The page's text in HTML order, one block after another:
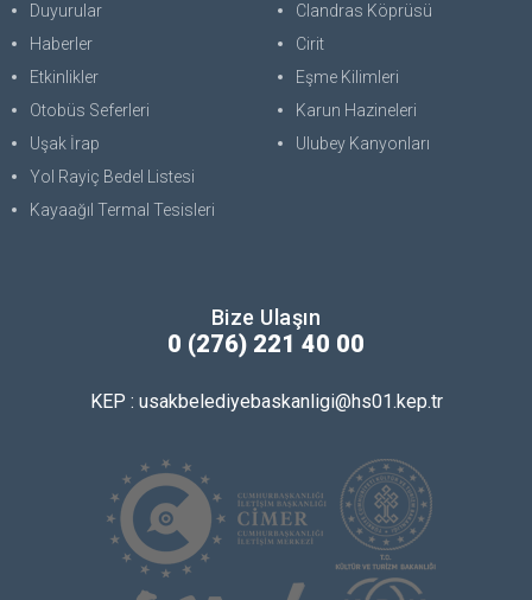
Duyurular
Haberler
Etkinlikler
Otobüs Seferleri
Uşak İrap
Yol Rayiç Bedel Listesi
Kayaağıl Termal Tesisleri
Clandras Köprüsü
Cirit
Eşme Kilimleri
Karun Hazineleri
Ulubey Kanyonları
Bize Ulaşın
0 (276) 221 40 00
KEP : usakbelediyebaskanligi@hs01.kep.tr